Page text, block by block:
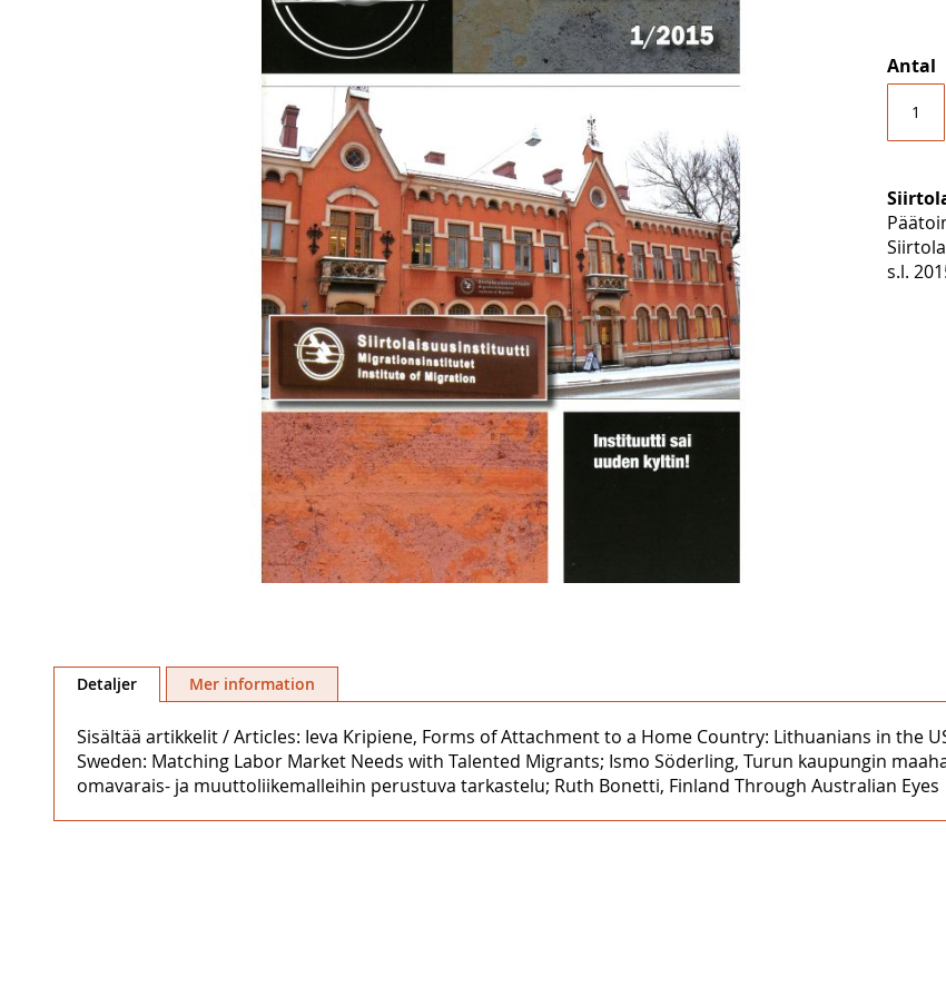
till
bildgalleriet
Antal
s.l.
Detaljer
Sisältää artikkelit / Articles: Ieva Kripiene, Forms of Attachment to a Home Country: Lithuanians in the
Sweden: Matching Labor Market Needs with Talented Migrants; Ismo Söderling, Turun kaupungin
omavarais- ja muuttoliikemalleihin perustuva tarkastelu; Ruth Bonetti, Finland Through Australian Eyes
Mer information